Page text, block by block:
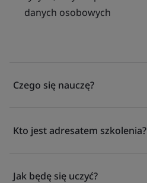
danych osobowych
Czego się nauczę?
Kto jest adresatem szkolenia?
Jak będę się uczyć?